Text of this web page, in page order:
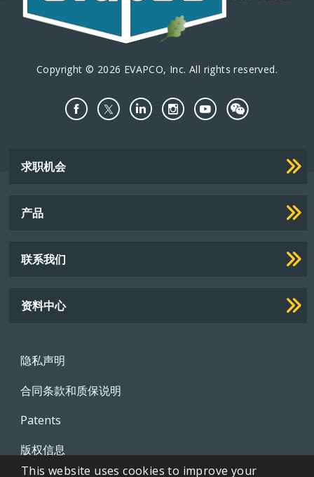
Copyright © 2026 EVAPCO, Inc. All rights reserved.
Important
Footer
求职机会
产品
联系我们
资料中心
Footer
隐私声明
合同条款和质保说明
Patents
版权信息
This website uses cookies to improve your